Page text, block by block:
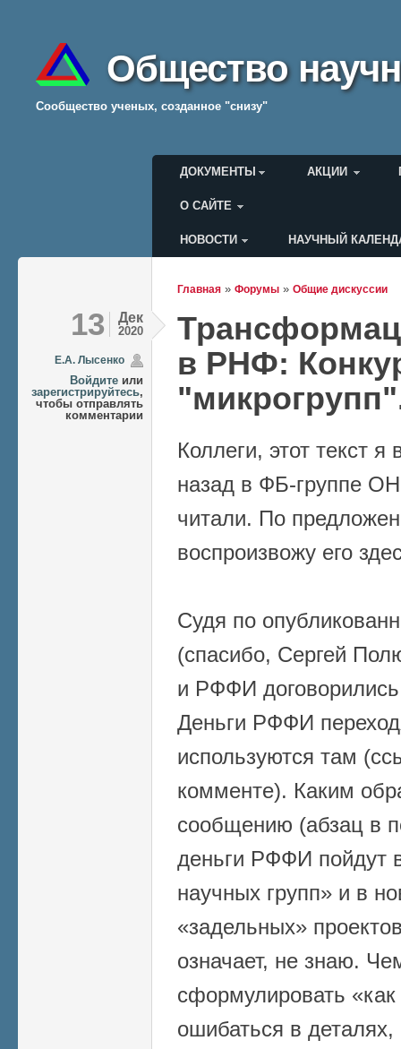
Общество
Cообщество ученых, созданное "снизу"
Главное меню
ДОКУМЕНТЫ АКЦИИ
О САЙТЕ
Меню пользователя
НОВОСТИ НАУЧНЫЙ
Вы здесь
Главная » Форумы » Общие дискуссии
13 Дек
2020
Е.А. Лысенко
Войдите или
зарегистрируйтесь,
чтобы отправлять
комментарии
в РНФ:
Коллеги, этот текст
назад в ФБ-группе
читали. По
воспроизвожу его
Судя по
(спасибо, Сергей
и РФФИ
Деньги РФФИ
используются там
комменте). Каким
сообщению (абзац в
деньги РФФИ пойдут
научных групп» и в
«задельных»
означает, не знаю.
сформулировать
ошибаться в деталях,